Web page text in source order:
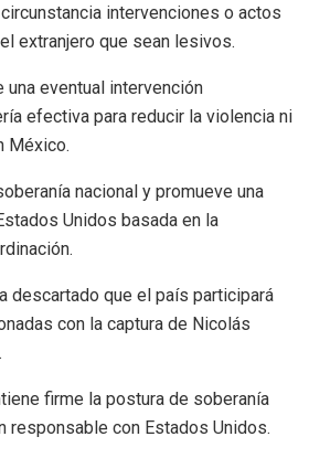
intervenciones o actos
extranjero que sean lesivos.
una eventual intervención
efectiva para reducir la violencia ni
México.
nacional y promueve una
Unidos basada en la
descartado que el país participará
con la captura de Nicolás
firme la postura de soberanía
responsable con Estados Unidos.